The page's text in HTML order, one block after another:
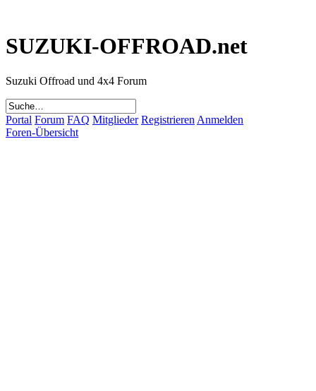
SUZUKI-OFFROAD.net
Suzuki Offroad und 4x4 Forum
Portal Forum FAQ Mitglieder Registrieren Anmelden
Foren-Übersicht